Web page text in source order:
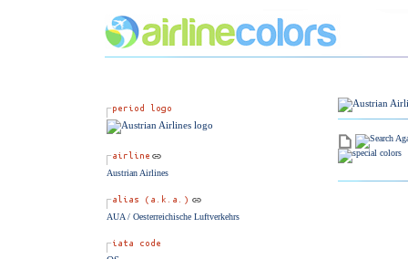
Austrian Airlines
AUA / Oesterreichische Luftverkehrs